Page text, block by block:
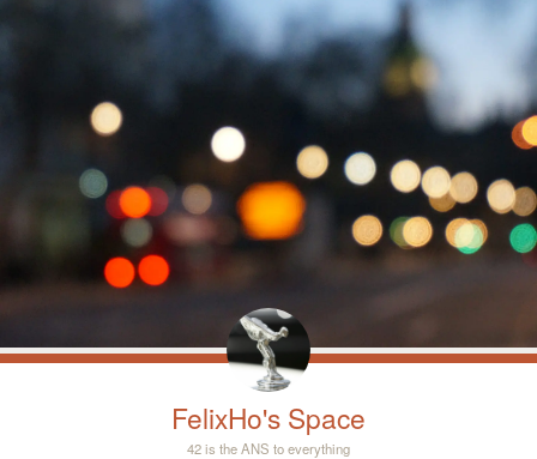
FelixHo's Space
42 is the ANS to everything